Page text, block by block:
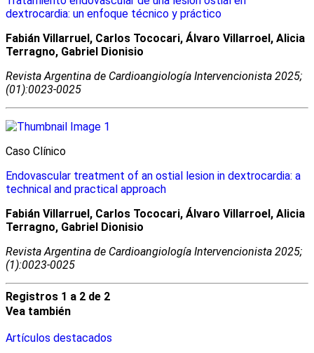
dextrocardia: un enfoque técnico y práctico
Fabián Villarruel, Carlos Tococari, Álvaro Villarroel, Alicia
Terragno, Gabriel Dionisio
Revista Argentina de Cardioangiologí­a Intervencionista 2025;
(01):0023-0025
Caso Clínico
Endovascular treatment of an ostial lesion in dextrocardia: a
technical and practical approach
Fabián Villarruel, Carlos Tococari, Álvaro Villarroel, Alicia
Terragno, Gabriel Dionisio
Revista Argentina de Cardioangiologí­a Intervencionista 2025;
(1):0023-0025
Registros 1 a 2 de 2
Vea también
Artículos destacados